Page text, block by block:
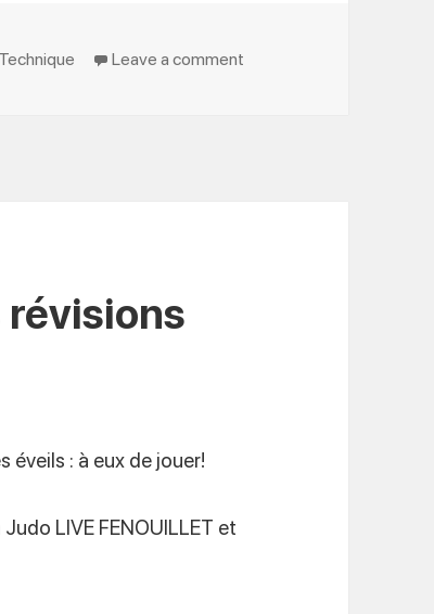
Technique Leave a comment
éveils : à eux de jouer!
LIVE FENOUILLET et